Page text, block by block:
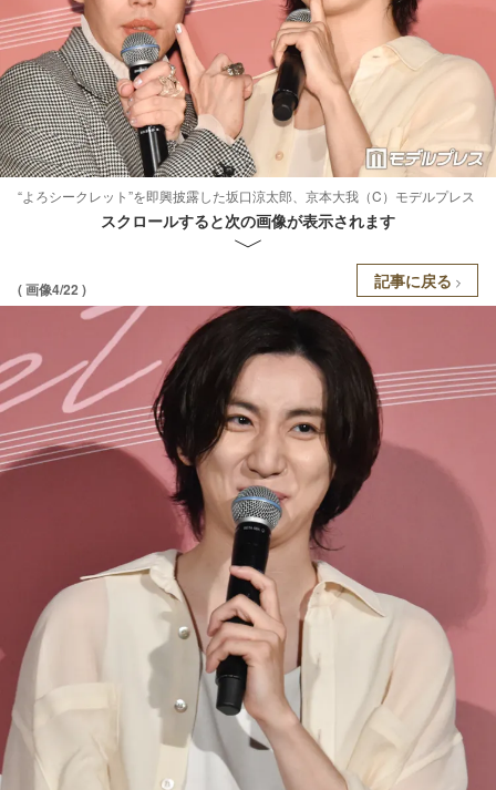
“よろシークレット”を即興披露した坂口涼太郎、京本大我（C）モデルプレス
スクロールすると次の画像が表示されます
( 画像4/22 ) 記事に戻る